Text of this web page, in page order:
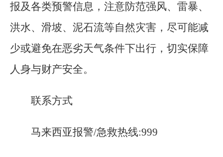
报及各类预警信息，注意防范强风、雷暴、
洪水、滑坡、泥石流等自然灾害，尽可能减
少或避免在恶劣天气条件下出行，切实保障
人身与财产安全。
联系方式
马来西亚报警/急救热线:999